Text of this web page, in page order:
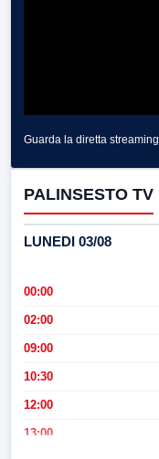
Guarda la diretta streaming
PALINSESTO TV
LUNEDI 03/08
00:00
02:00
09:00
10:30
12:00
13:00